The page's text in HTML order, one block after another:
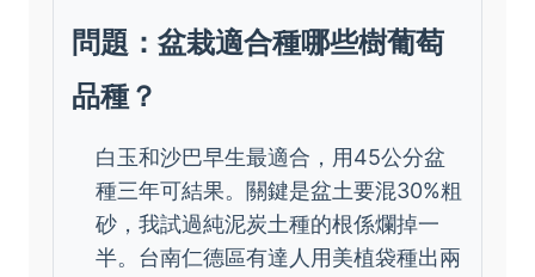
問題：盆栽適合種哪些樹葡萄
品種？
白玉和沙巴早生最適合，用45公分盆
種三年可結果。關鍵是盆土要混30%粗
砂，我試過純泥炭土種的根係爛掉一
半。台南仁德區有達人用美植袋種出兩